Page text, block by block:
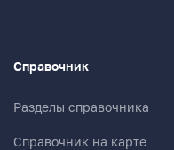
Справочник
Разделы справочника
Справочник на карте